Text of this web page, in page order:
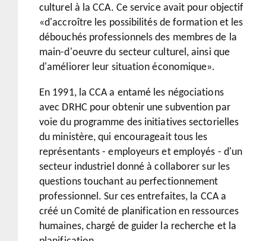
culturel à la CCA. Ce service avait pour objectif
«d'accroître les possibilités de formation et les
débouchés professionnels des membres de la
main-d'oeuvre du secteur culturel, ainsi que
d'améliorer leur situation économique».
En 1991, la CCA a entamé les négociations
avec DRHC pour obtenir une subvention par
voie du programme des initiatives sectorielles
du ministère, qui encourageait tous les
représentants - employeurs et employés - d'un
secteur industriel donné à collaborer sur les
questions touchant au perfectionnement
professionnel. Sur ces entrefaites, la CCA a
créé un Comité de planification en ressources
humaines, chargé de guider la recherche et la